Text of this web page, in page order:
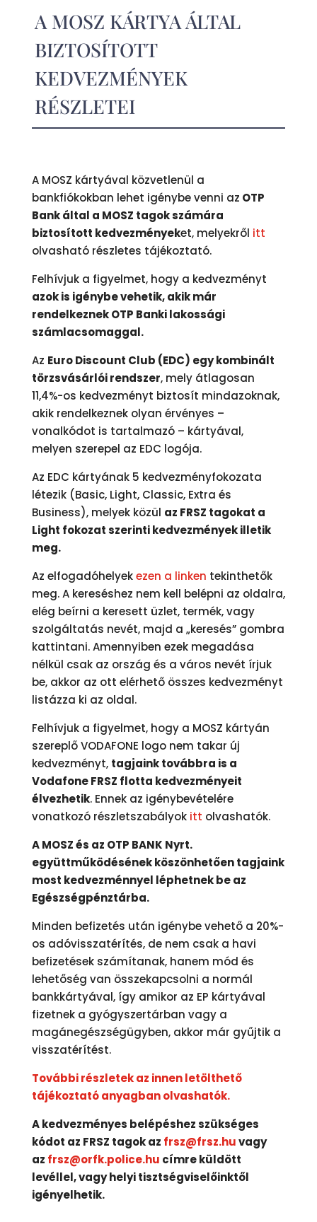
A MOSZ KÁRTYA ÁLTAL
BIZTOSÍTOTT
KEDVEZMÉNYEK
RÉSZLETEI
A MOSZ kártyával közvetlenül a
bankfiókokban lehet igénybe venni az OTP
Bank által a MOSZ tagok számára
biztosított kedvezményeket, melyekről itt
olvasható részletes tájékoztató.
Felhívjuk a figyelmet, hogy a kedvezményt
azok is igénybe vehetik, akik már
rendelkeznek OTP Banki lakossági
számlacsomaggal.
Az Euro Discount Club (EDC) egy kombinált
törzsvásárlói rendszer, mely átlagosan
11,4%-os kedvezményt biztosít mindazoknak,
akik rendelkeznek olyan érvényes –
vonalkódot is tartalmazó – kártyával,
melyen szerepel az EDC logója.
Az EDC kártyának 5 kedvezményfokozata
létezik (Basic, Light, Classic, Extra és
Business), melyek közül az FRSZ tagokat a
Light fokozat szerinti kedvezmények illetik
meg.
Az elfogadóhelyekezen a linken tekinthetők
meg. A kereséshez nem kell belépni az oldalra,
elég beírni a keresett üzlet, termék, vagy
szolgáltatás nevét, majd a „keresés” gombra
kattintani. Amennyiben ezek megadása
nélkül csak az ország és a város nevét írjuk
be, akkor az ott elérhető összes kedvezményt
listázza ki az oldal.
Felhívjuk a figyelmet, hogy a MOSZ kártyán
szereplő VODAFONE logo nem takar új
kedvezményt, tagjaink továbbra is a
Vodafone FRSZ flotta kedvezményeit
élvezhetik. Ennek az igénybevételére
vonatkozó részletszabályok itt olvashatók.
A MOSZ és az OTP BANK Nyrt.
együttműködésének köszönhetően tagjaink
most kedvezménnyel léphetnek be az
Egészségpénztárba.
Minden befizetés után igénybe vehető a 20%-
os adóvisszatérítés, de nem csak a havi
befizetések számítanak, hanem mód és
lehetőség van összekapcsolni a normál
bankkártyával, így amikor az EP kártyával
fizetnek a gyógyszertárban vagy a
magánegészségügyben, akkor már gyűjtik a
visszatérítést.
További részletek az innen letölthető
tájékoztató anyagban olvashatók.
A kedvezményes belépéshez szükséges
kódot az FRSZ tagok az frsz@frsz.huvagy
az frsz@orfk.police.hu címre küldött
levéllel, vagy helyi tisztségviselőinktől
igényelhetik.